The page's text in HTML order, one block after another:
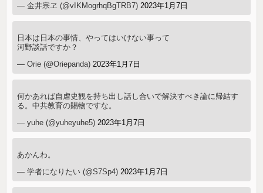
— 金井宗ヱ (@vIKMogrhqBgTRB7) 2023年1月7日
日本は日本の事情、やってはいけない事って
河野談話ですか？
— Orie (@Oriepanda) 2023年1月7日
何かあれば自虐史観を持ち出し話し合いで解決すべき論に帰結す
る。中共教育の賜物ですな。
— yuhe (@yuheyuhe5) 2023年1月7日
あかんわ。
— 学者になりたい (@S7Sp4) 2023年1月7日